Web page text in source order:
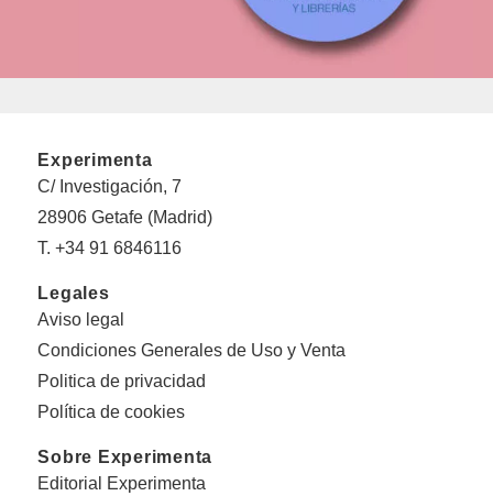
Experimenta
C/ Investigación, 7
28906 Getafe (Madrid)
T. +34 91 6846116
Legales
Aviso legal
Condiciones Generales de Uso y Venta
Politica de privacidad
Política de cookies
Sobre Experimenta
Editorial Experimenta